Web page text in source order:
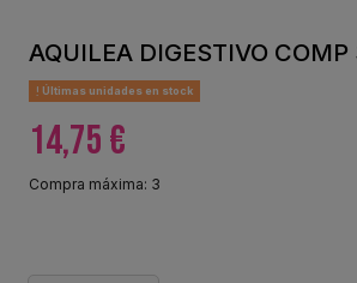
AQUILEA DIGESTIVO
Últimas unidades en stock
14,75 €
Compra máxima: 3